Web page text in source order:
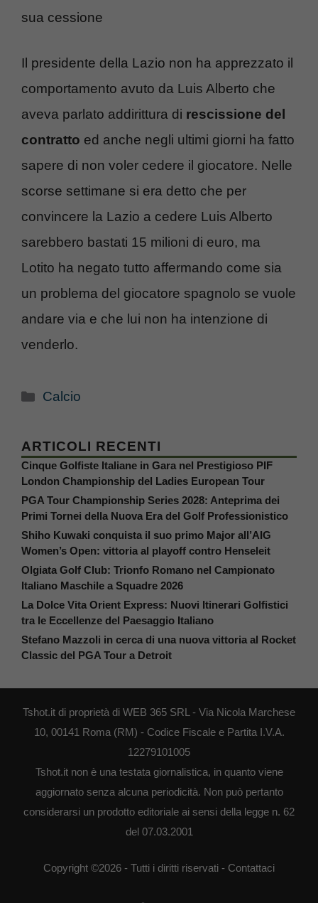
sua cessione
Il presidente della Lazio non ha apprezzato il
comportamento avuto da Luis Alberto che
aveva parlato addirittura di rescissione del
contratto ed anche negli ultimi giorni ha fatto
sapere di non voler cedere il giocatore. Nelle
scorse settimane si era detto che per
convincere la Lazio a cedere Luis Alberto
sarebbero bastati 15 milioni di euro, ma
Lotito ha negato tutto affermando come sia
un problema del giocatore spagnolo se vuole
andare via e che lui non ha intenzione di
venderlo.
Categorie
Calcio
ARTICOLI RECENTI
Cinque Golfiste Italiane in Gara nel Prestigioso PIF
London Championship del Ladies European Tour
PGA Tour Championship Series 2028: Anteprima dei
Primi Tornei della Nuova Era del Golf Professionistico
Shiho Kuwaki conquista il suo primo Major all’AIG
Women’s Open: vittoria al playoff contro Henseleit
Olgiata Golf Club: Trionfo Romano nel Campionato
Italiano Maschile a Squadre 2026
La Dolce Vita Orient Express: Nuovi Itinerari Golfistici
tra le Eccellenze del Paesaggio Italiano
Stefano Mazzoli in cerca di una nuova vittoria al Rocket
Classic del PGA Tour a Detroit
Tshot.it di proprietà di WEB 365 SRL - Via Nicola Marchese
10, 00141 Roma (RM) - Codice Fiscale e Partita I.V.A.
12279101005
Tshot.it non è una testata giornalistica, in quanto viene
aggiornato senza alcuna periodicità. Non può pertanto
considerarsi un prodotto editoriale ai sensi della legge n. 62
del 07.03.2001
Copyright ©2026 - Tutti i diritti riservati - Contattaci